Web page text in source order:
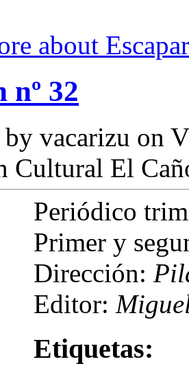
about
nº 32
by vacarizu on
Cultural El
Periódico
Primer y
Dirección:
Editor:
Etiquetas: